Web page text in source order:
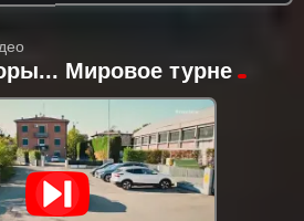
Мировое турне